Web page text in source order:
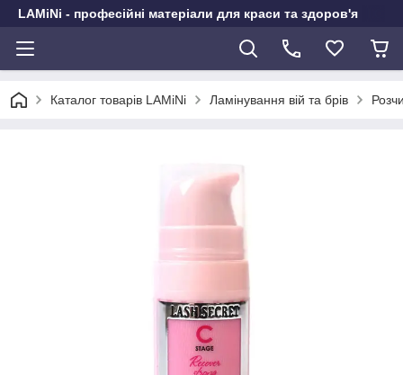
LAMiNi - професійні матеріали для краси та здоров'я
Каталог товарів LAMiNi Ламінування вій та брів